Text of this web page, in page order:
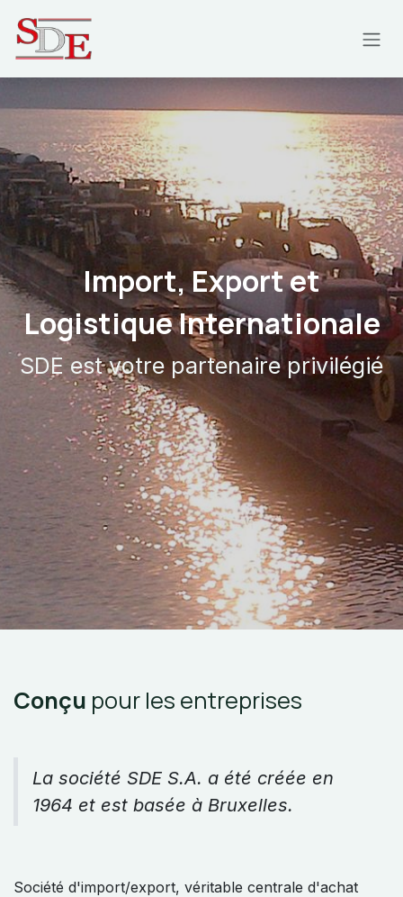
Import, Export et
Logistique Internationale
SDE est votre partenaire privilégié
Conçu pour les entreprises
La société SDE S.A. a été créée en
1964 et est basée à Bruxelles.
Société d'import/export, véritable centrale d'achat